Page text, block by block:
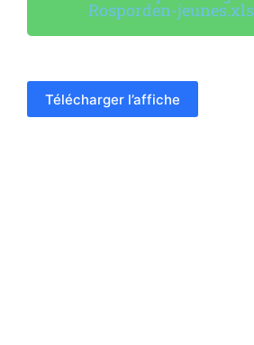
Rosporden-jeunes.xls
Télécharger l’affiche